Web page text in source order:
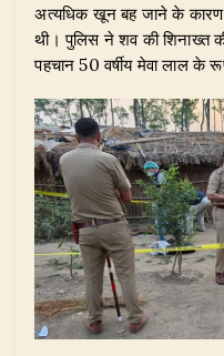
अत्यधिक खून बह जाने के कारण
थी। पुलिस ने शव की शिनाख्त
पहचान 50 वर्षीय मेवा लाल के